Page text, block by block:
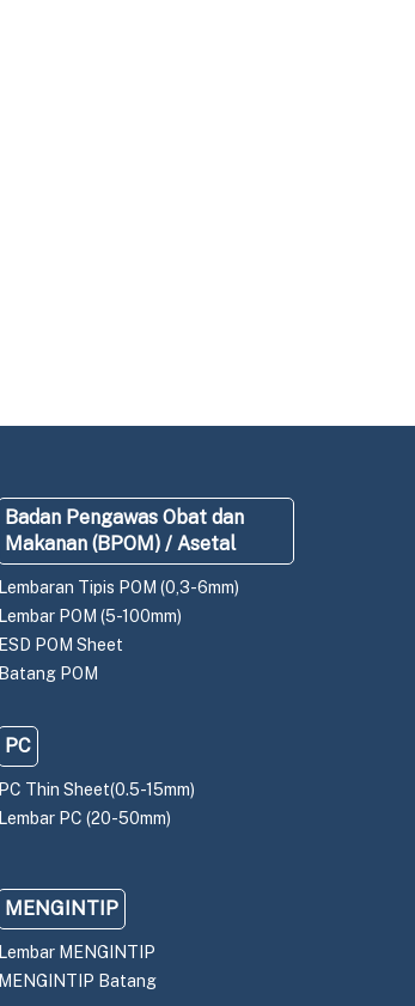
Badan Pengawas Obat dan
Makanan (BPOM) / Asetal
Lembaran Tipis POM (0,3-6mm)
Lembar POM (5-100mm)
ESD POM Sheet
Batang POM
PC
PC Thin Sheet(0.5-15mm)
Lembar PC (20-50mm)
MENGINTIP
Lembar MENGINTIP
MENGINTIP Batang